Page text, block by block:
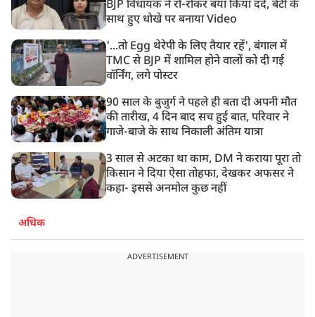
BJP विधायक ने रो-रोकर बयां किया दर्द, बेटी के
साथ हुए धोखे पर बनाया Video
'...तो Egg थेरेपी के लिए तैयार रहें', बंगाल में
TMC से BJP में शामिल होने वालों को दी गई
वॉर्निंग, लगे पोस्टर
90 साल के बुजुर्ग ने पहले ही बता दी अपनी मौत
की तारीख, 4 दिन बाद सच हुई बात, परिवार ने
गाजे-बाजे के साथ निकाली अंतिम यात्रा
3 साल से अटका था काम, DM ने कराया पूरा तो
किसान ने दिया ऐसा तोहफा, देखकर अफसर ने
कहा- इससे अनमोल कुछ नहीं
अधिक
ADVERTISEMENT